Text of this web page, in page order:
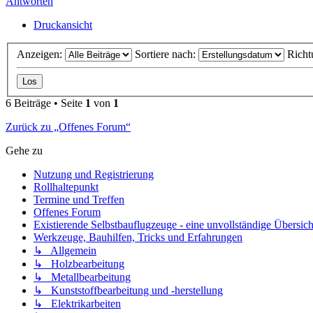
Druckansicht
Anzeigen: Sortiere nach:
6 Beiträge • Seite 1 von 1
Zurück zu „Offenes Forum“
Gehe zu
Nutzung und Registrierung
Rollhaltepunkt
Termine und Treffen
Offenes Forum
Existierende Selbstbauflugzeuge - eine unvollständige
Werkzeuge, Bauhilfen, Tricks und Erfahrungen
↳ Allgemein
↳ Holzbearbeitung
↳ Metallbearbeitung
↳ Kunststoffbearbeitung und -herstellung
↳ Elektrikarbeiten